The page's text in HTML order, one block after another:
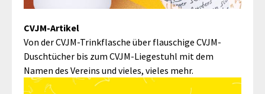
CVJM-Artikel
Von der CVJM-Trinkflasche über flauschige CVJM-
Duschtücher bis zum CVJM-Liegestuhl mit dem
Namen des Vereins und vieles, vieles mehr.